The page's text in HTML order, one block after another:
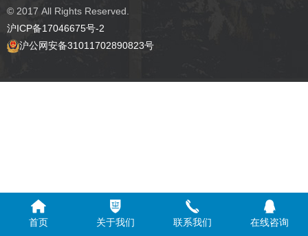
© 2017 All Rights Reserved.
沪ICP备17046675号-2
沪公网安备31011702890823号
首页 关于我们 联系我们 在线咨询